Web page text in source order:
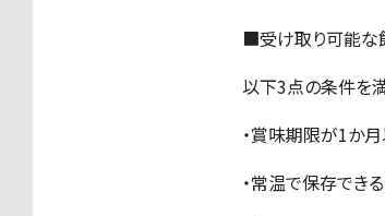
■受け取り可能な
以下3点の条件を
・賞味期限が1か
・常温で保存でき